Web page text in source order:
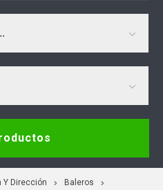
Y Dirección
Baleros